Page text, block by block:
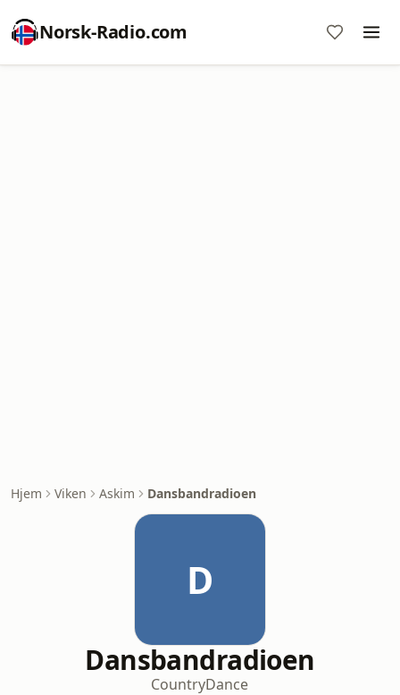
Norsk-Radio.com
Hjem Viken Askim Dansbandradioen
D
Dansbandradioen
CountryDance